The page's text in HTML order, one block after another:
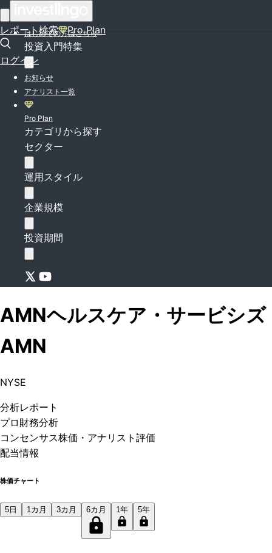
レポート検索 Pro Plan
ログイン
はじめての方はこちら
投資入門特集
お知らせ
アナリスト一覧
Pro Plan
カテゴリから探す
セクター
運用スタイル
企業規模
投資期間
AMNヘルスケア・サービシズ
AMN
NYSE
分析レポート
プロ 財務分析
コンセンサス株価 ・アナリスト評価
配当情報
株価チャート
5日 1カ月 3カ月 6カ月 1年 5年